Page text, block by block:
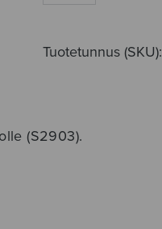
ttbb
Tuotetunnus (SKU):
(S2903).